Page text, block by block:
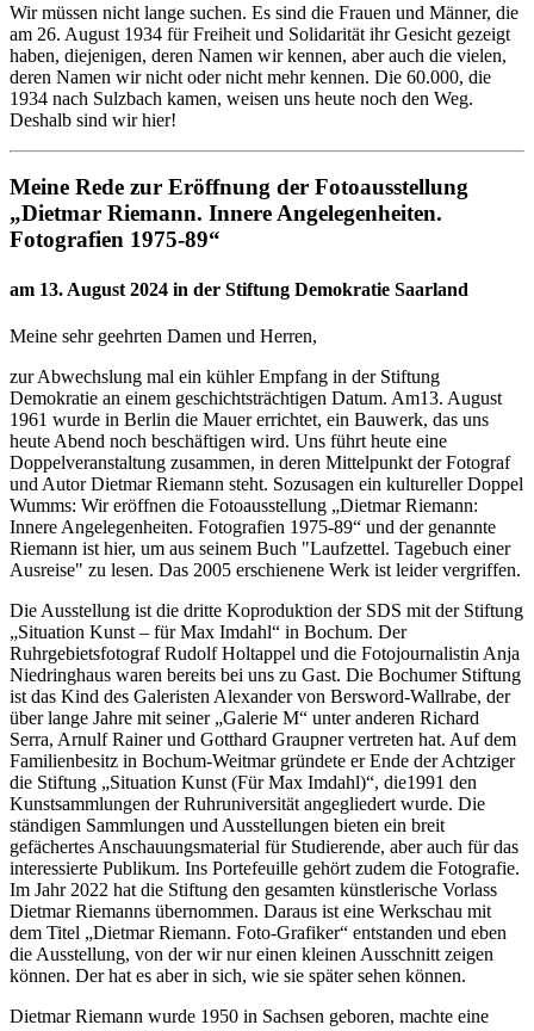
Wir müssen nicht lange suchen. Es sind die Frauen und Männer, die
am 26. August 1934 für Freiheit und Solidarität ihr Gesicht gezeigt
haben, diejenigen, deren Namen wir kennen, aber auch die vielen,
deren Namen wir nicht oder nicht mehr kennen. Die 60.000, die
1934 nach Sulzbach kamen, weisen uns heute noch den Weg.
Deshalb sind wir hier!
Meine Rede zur Eröffnung der Fotoausstellung
„Dietmar Riemann. Innere Angelegenheiten.
Fotografien 1975-89“
am 13. August 2024 in der Stiftung Demokratie Saarland
Meine sehr geehrten Damen und Herren,
zur Abwechslung mal ein kühler Empfang in der Stiftung
Demokratie an einem geschichtsträchtigen Datum. Am13. August
1961 wurde in Berlin die Mauer errichtet, ein Bauwerk, das uns
heute Abend noch beschäftigen wird. Uns führt heute eine
Doppelveranstaltung zusammen, in deren Mittelpunkt der Fotograf
und Autor Dietmar Riemann steht. Sozusagen ein kultureller Doppel
Wumms: Wir eröffnen die Fotoausstellung „Dietmar Riemann:
Innere Angelegenheiten. Fotografien 1975-89“ und der genannte
Riemann ist hier, um aus seinem Buch "Laufzettel. Tagebuch einer
Ausreise" zu lesen. Das 2005 erschienene Werk ist leider vergriffen.
Die Ausstellung ist die dritte Koproduktion der SDS mit der Stiftung
„Situation Kunst – für Max Imdahl“ in Bochum. Der
Ruhrgebietsfotograf Rudolf Holtappel und die Fotojournalistin Anja
Niedringhaus waren bereits bei uns zu Gast. Die Bochumer Stiftung
ist das Kind des Galeristen Alexander von Bersword-Wallrabe, der
über lange Jahre mit seiner „Galerie M“ unter anderen Richard
Serra, Arnulf Rainer und Gotthard Graupner vertreten hat. Auf dem
Familienbesitz in Bochum-Weitmar gründete er Ende der Achtziger
die Stiftung „Situation Kunst (Für Max Imdahl)“, die1991 den
Kunstsammlungen der Ruhruniversität angegliedert wurde. Die
ständigen Sammlungen und Ausstellungen bieten ein breit
gefächertes Anschauungsmaterial für Studierende, aber auch für das
interessierte Publikum. Ins Portefeuille gehört zudem die Fotografie.
Im Jahr 2022 hat die Stiftung den gesamten künstlerische Vorlass
Dietmar Riemanns übernommen. Daraus ist eine Werkschau mit
dem Titel „Dietmar Riemann. Foto-Grafiker“ entstanden und eben
die Ausstellung, von der wir nur einen kleinen Ausschnitt zeigen
können. Der hat es aber in sich, wie sie später sehen können.
Dietmar Riemann wurde 1950 in Sachsen geboren, machte eine